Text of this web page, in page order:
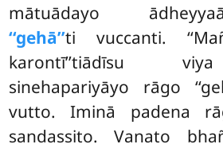
mātuādayo
‘‘gehā’’ti vuccanti.
karontī’’tiādīsu
sinehapariyāyo rāgo
vutto. Iminā padena
sandassito. Vanato